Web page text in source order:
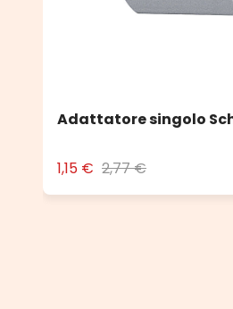
Adattatore singolo
1,15 € 2,77 €